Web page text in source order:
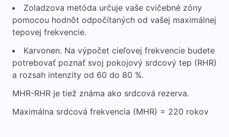
Zoladzova metóda určuje vaše cvičebné zóny
pomocou hodnôt odpočítaných od vašej maximálnej
tepovej frekvencie.
Karvonen. Na výpočet cieľovej frekvencie budete
potrebovať poznať svoj pokojový srdcový tep (RHR)
a rozsah intenzity od 60 do 80 %.
MHR-RHR je tiež známa ako srdcová rezerva.
Maximálna srdcová frekvencia (MHR) = 220 rokov